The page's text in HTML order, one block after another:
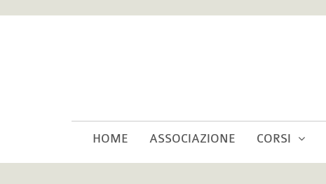
HOME ASSOCIAZIONE CORSI